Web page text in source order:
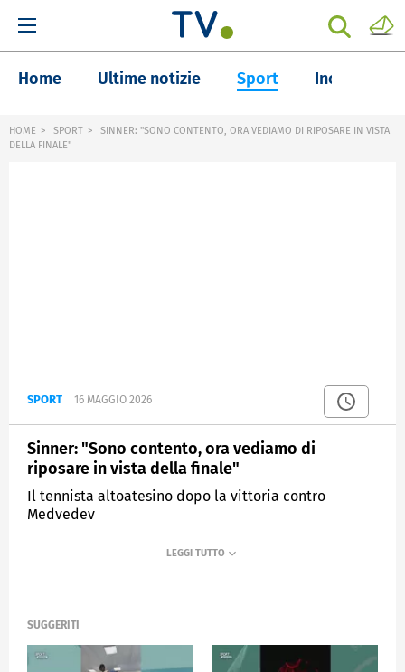
Home Ultime notizie Sport Inchieste
HOME SPORT
SINNER: "SONO CONTENTO, ORA VEDIAMO DI RIPOSARE IN VISTA
DELLA FINALE"
SPORT 16 MAGGIO 2026
Sinner: "Sono contento, ora vediamo di
riposare in vista della finale"
Il tennista altoatesino dopo la vittoria contro
Medvedev
SPORTMEDIASET
SUGGERITI